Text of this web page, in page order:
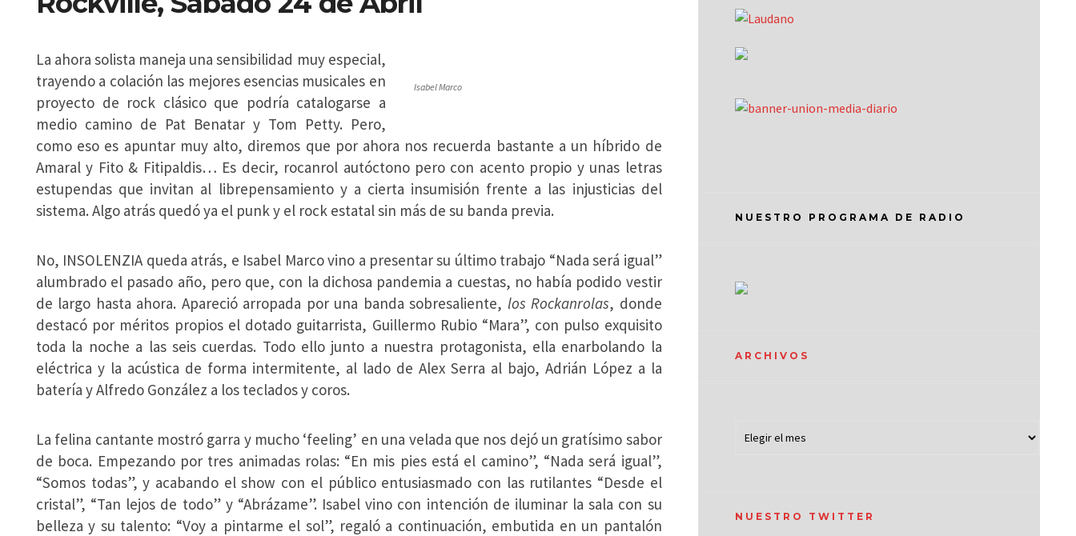
Isabel Marco
La ahora solista maneja una sensibilidad muy especial,
trayendo a colación las mejores esencias musicales en
proyecto de rock clásico que podría catalogarse a
medio camino de Pat Benatar y Tom Petty. Pero,
como eso es apuntar muy alto, diremos que por ahora nos recuerda bastante a un híbrido de
Amaral y Fito & Fitipaldis… Es decir, rocanrol autóctono pero con acento propio y unas letras
estupendas que invitan al librepensamiento y a cierta insumisión frente a las injusticias del
sistema. Algo atrás quedó ya el punk y el rock estatal sin más de su banda previa.
No, INSOLENZIA queda atrás, e Isabel Marco vino a presentar su último trabajo “Nada será igual”
alumbrado el pasado año, pero que, con la dichosa pandemia a cuestas, no había podido vestir
de largo hasta ahora. Apareció arropada por una banda sobresaliente, los Rockanrolas, donde
destacó por méritos propios el dotado guitarrista, Guillermo Rubio “Mara”, con pulso exquisito
toda la noche a las seis cuerdas. Todo ello junto a nuestra protagonista, ella enarbolando la
eléctrica y la acústica de forma intermitente, al lado de Alex Serra al bajo, Adrián López a la
batería y Alfredo González a los teclados y coros.
La felina cantante mostró garra y mucho ‘feeling’ en una velada que nos dejó un gratísimo sabor
de boca. Empezando por tres animadas rolas: “En mis pies está el camino”, “Nada será igual”,
“Somos todas”, y acabando el show con el público entusiasmado con las rutilantes “Desde el
cristal”, “Tan lejos de todo” y “Abrázame”. Isabel vino con intención de iluminar la sala con su
belleza y su talento: “Voy a pintarme el sol”, regaló a continuación, embutida en un pantalón
NUESTRO PROGRAMA DE RADIO
ARCHIVOS
NUESTRO TWITTER